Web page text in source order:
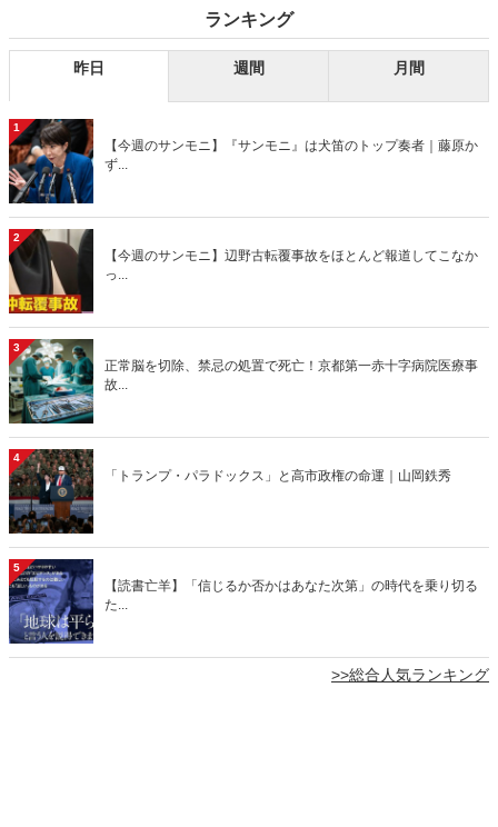
ランキング
昨日 週間 月間
1
【今週のサンモニ】『サンモニ』は犬笛のトップ奏者｜藤原か
ず...
2
【今週のサンモニ】辺野古転覆事故をほとんど報道してこなか
っ...
3
正常脳を切除、禁忌の処置で死亡！京都第一赤十字病院医療事
故...
4
「トランプ・パラドックス」と高市政権の命運｜山岡鉄秀
5
【読書亡羊】「信じるか否かはあなた次第」の時代を乗り切る
た...
>>総合人気ランキング